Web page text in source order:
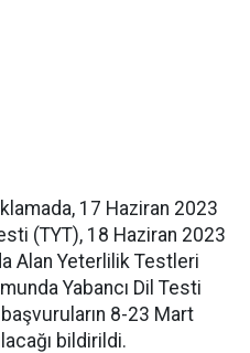
17 Haziran 2023
(TYT), 18 Haziran 2023
Alan Yeterlilik Testleri
Yabancı Dil Testi
8-23 Mart
bildirildi.